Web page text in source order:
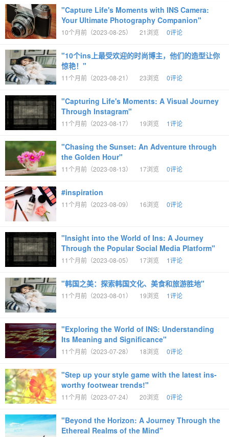
"Capture Life's Moments with INS Camera:
Your Ultimate Photography Companion"
10个月前（2023-08-25） 21浏览 0评论
"10个ins上最受欢迎的时尚博主，他们的造型让你
惊艳！"
11个月前（2023-08-21） 23浏览 0评论
"Capturing Life's Moments: A Visual Journey
Through Instagram"
11个月前（2023-08-17） 19浏览 1评论
"Chasing the Sunset: An Adventure through
the Golden Hour"
11个月前（2023-08-13） 17浏览 0评论
#inspiration
11个月前（2023-08-09） 16浏览 0评论
"Insight into the World of Ins: A Journey
Through the Popular Social Media Platform"
11个月前（2023-08-05） 17浏览 1评论
"韩国之美：探索韩国文化、美食和旅游胜地"
11个月前（2023-08-01） 19浏览 1评论
"Exploring the World of INS: Understanding
Its Meaning and Significance"
11个月前（2023-07-28） 18浏览 0评论
"Step up your style game with the latest ins-
worthy footwear trends!"
11个月前（2023-07-24） 20浏览 0评论
"Beyond the Horizon: A Journey Through the
Ethereal Realms of the Mind"